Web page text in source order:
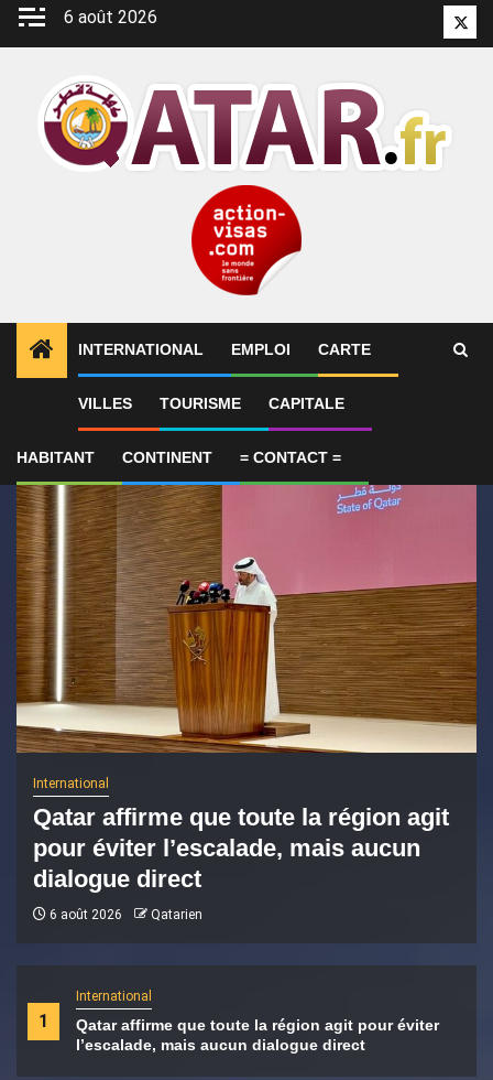
Aller
6 août 2026
INTERNATIONAL EMPLOI CARTE
VILLES TOURISME CAPITALE
HABITANT CONTINENT = CONTACT =
ALERTES INFO 1 Qatar affirme que toute la
1
International
Qatar affirme que toute la région agit pour éviter
l’escalade, mais aucun dialogue direct
International
Qatar affirme que toute la région agit
pour éviter l’escalade, mais aucun
dialogue direct
6 août 2026 Qatarien